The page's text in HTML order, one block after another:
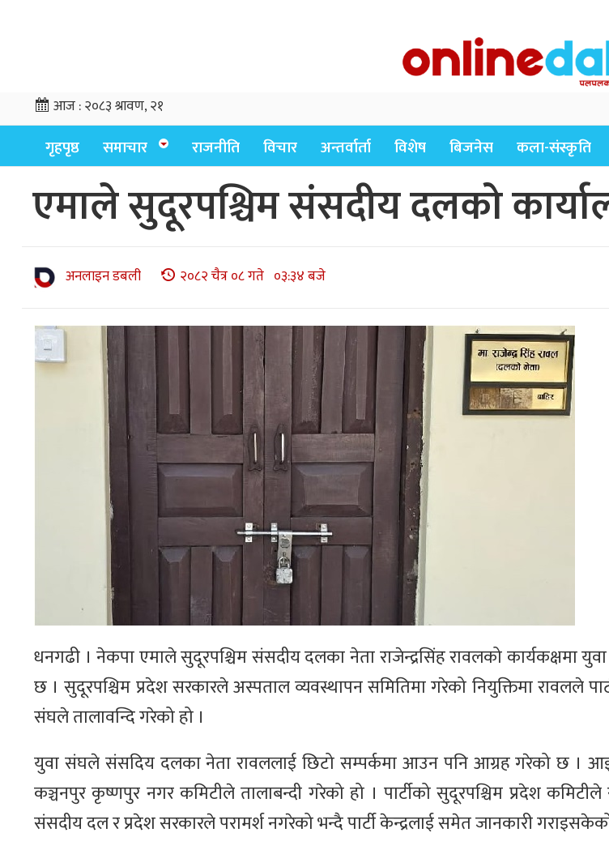
आज :२०८३ श्रावण, २१
गृहपृष्ठ समाचार राजनीति विचार अन्तर्वार्ता विशेष बिजनेस कला-संस्कृति
एमाले सुदूरपश्चिम संसदीय दलको
अनलाइन डबली २०८२ चैत्र ०८ गते ०३:३४ बजे
धनगढी । नेकपा एमाले सुदूरपश्चिम संसदीय दलका नेता राजेन्द्रसिंह रावलको कार्यकक्षमा
छ । सुदूरपश्चिम प्रदेश सरकारले अस्पताल व्यवस्थापन समितिमा गरेको नियुक्तिमा रावलले
संघले तालावन्दि गरेको हो ।
युवा संघले संसदिय दलका नेता रावललाई छिटो सम्पर्कमा आउन पनि आग्रह गरेको छ ।
कञ्चनपुर कृष्णपुर नगर कमिटीले तालाबन्दी गरेको हो । पार्टीको सुदूरपश्चिम प्रदेश कमिटीले
संसदीय दल र प्रदेश सरकारले परामर्श नगरेको भन्दै पार्टी केन्द्रलाई समेत जानकारी